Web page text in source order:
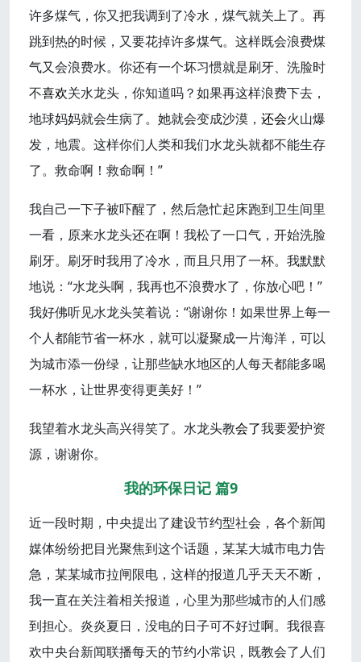
许多煤气，你又把我调到了冷水，煤气就关上了。再
跳到热的时候，又要花掉许多煤气。这样既会浪费煤
气又会浪费水。你还有一个坏习惯就是刷牙、洗脸时
不喜欢关水龙头，你知道吗？如果再这样浪费下去，
地球妈妈就会生病了。她就会变成沙漠， 还会火山爆
发，地震。这样你们人类和我们水龙头就都不能生存
了。救命啊！救命啊！”
我自己一下子被吓醒了，然后急忙起床跑到卫生间里
一看，原来水龙头还在啊！我松了一口气，开始洗脸
刷牙。刷牙时我用了冷水，而且只用了一杯。我默默
地说：“水龙头啊，我再也不浪费水了，你放心吧！”
我好佛听见水龙头笑着说：“谢谢你！如果世界上每一
个人都能节省一杯水，就可以凝聚成一片海洋，可以
为城市添一份绿，让那些缺水地区的人每天都能多喝
一杯水，让世界变得更美好！”
我望着水龙头高兴得笑了。水龙头教会了我要爱护资
源，谢谢你。
我的环保日记 篇9
近一段时期，中央提出了建设节约型社会，各个新闻
媒体纷纷把目光聚焦到这个话题，某某大城市电力告
急，某某城市拉闸限电，这样的报道几乎天天不断，
我一直在关注着相关报道，心里为那些城市的人们感
到担心。炎炎夏日，没电的日子可不好过啊。我很喜
欢中央台新闻联播每天的节约小常识，既教会了人们